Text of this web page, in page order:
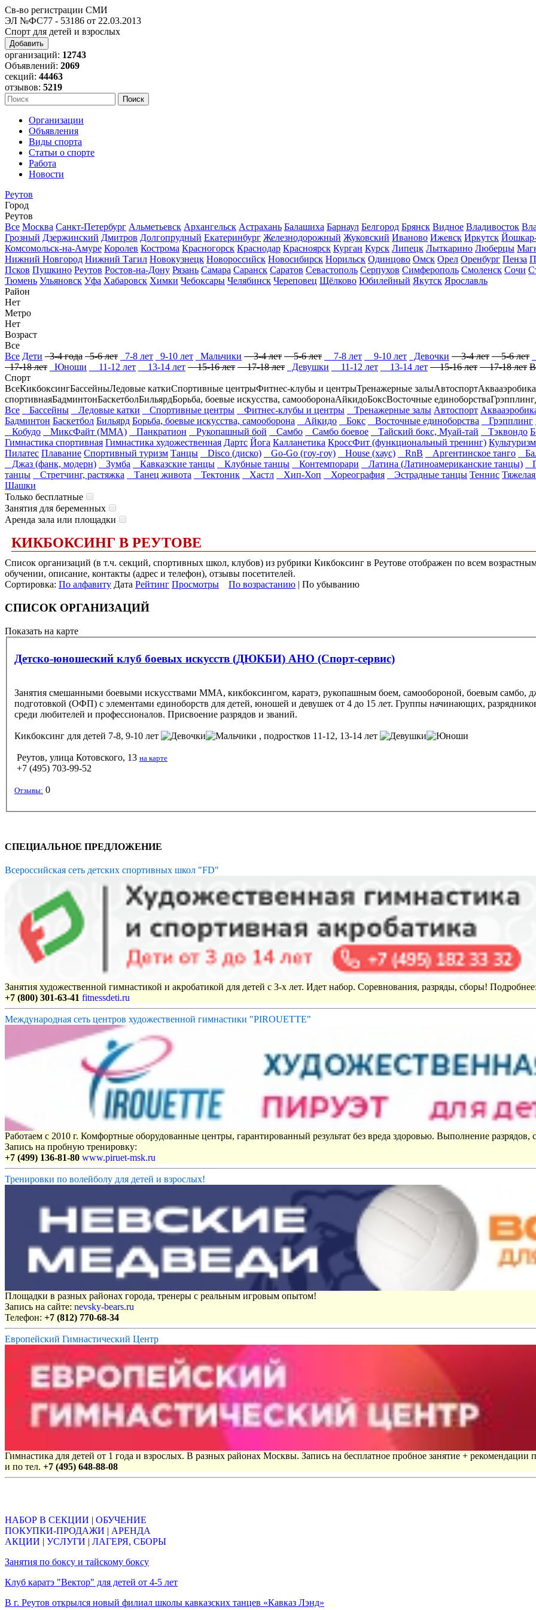
Св-во регистрации СМИ
ЭЛ №ФС77 - 53186 от 22.03.2013
Спорт для детей и взрослых
Добавить
организаций: 12743
Объявлений: 2069
секций: 44463
отзывов: 5219
Организации
Объявления
Виды спорта
Статьи о спорте
Работа
Новости
Реутов
Город
Реутов
Все Москва Санкт-Петербург Альметьевск Архангельск Астрахань Балашиха Барнаул Белгород Брянск Видное Владивосток
Грозный Дзержинский Дмитров Долгопрудный Екатеринбург Железнодорожный Жуковский Иваново Ижевск Иркутск
Комсомольск-на-Амуре Королев Кострома Красногорск Краснодар Красноярск Курган Курск Липецк Лыткарино Люберцы
Нижний Новгород Нижний Тагил Новокузнецк Новороссийск Новосибирск Норильск Одинцово Омск Орел Оренбург Пенза
Псков Пушкино Реутов Ростов-на-Дону Рязань Самара Саранск Саратов Севастополь Серпухов Симферополь Смоленск Сочи
Тюмень Ульяновск Уфа Хабаровск Химки Чебоксары Челябинск Череповец Щёлково Юбилейный Якутск Ярославль
Район
Нет
Метро
Нет
Возраст
Все
Все Дети 3-4 года 5-6 лет 7-8 лет 9-10 лет Мальчики 3-4 лет 5-6 лет 7-8 лет 9-10 лет Девочки 3-4 лет 5-6 лет
17-18 лет
Юноши 11-12 лет 13-14 лет 15-16 лет 17-18 лет Девушки 11-12 лет 13-14 лет 15-16 лет 17-18 лет
Спорт
ВсеКикбоксингБассейныЛедовые каткиСпортивные центрыФитнес-клубы и центрыТренажерные залыАвтоспортАквааэробика
спортивнаяБадминтонБаскетболБильярдБорьба, боевые искусства, самооборонаАйкидоБоксВосточные единоборстваГрэпплинг
Все
Бассейны Ледовые катки Спортивные центры Фитнес-клубы и центры Тренажерные залы Автоспорт
Бадминтон Баскетбол Бильярд Борьба, боевые искусства, самооборона Айкидо Бокс Восточные единоборства Грэпплинг
Кобудо
МиксФайт (ММА) Панкратион Рукопашный бой Самбо Самбо боевое Тайский бокс, Муай-тай Тэквондо
Гимнастика спортивная Гимнастика художественная Дартс Йога Калланетика КроссФит (функциональный тренинг) Культуризм
Пилатес Плавание Спортивный туризм Танцы Disco (диско) Go-Go (гоу-гоу) House (хаус) RnB Аргентинское танго
Джаз (фанк, модерн)
Зумба Кавказские танцы Клубные танцы Контемпорари Латина (Латиноамериканские танцы)
танцы
Стретчинг, растяжка Танец живота Тектоник Хастл Хип-Хоп Хореография Эстрадные танцы Теннис
Шашки
Только бесплатные
Занятия для беременных
Аренда зала или площадки
КИКБОКСИНГ В РЕУТОВЕ
Список организаций (в т.ч. секций, спортивных школ, клубов) из рубрики Кикбоксинг в Реутове отображен по всем
обучении, описание, контакты (адрес и телефон), отзывы посетителей.
Сортировка: По алфавиту Дата Рейтинг Просмотры По возрастанию | По убыванию
СПИСОК ОРГАНИЗАЦИЙ
Показать на карте
Детско-юношеский клуб боевых искусств (ДЮКБИ) АНО (Спорт-сервис)
Занятия смешанными боевыми искусствами ММА, кикбоксингом, каратэ, рукопашным боем, самообороной, боевым самбо,
подготовкой (ОФП) с элементами единоборств для детей, юношей и девушек от 4 до 15 лет. Группы начинающих,
среди любителей и профессионалов. Присвоение разрядов и званий.
Кикбоксинг для детей 7-8, 9-10 лет , подростков 11-12, 13-14 лет
Реутов, улица Котовского, 13 на карте
+7 (495) 703-99-52
Отзывы: 0
СПЕЦИАЛЬНОЕ ПРЕДЛОЖЕНИЕ
Всероссийская сеть детских спортивных школ "FD"
Занятия художественной гимнастикой и акробатикой для детей с 3-х лет. Идет набор. Соревнования, разряды, сборы!
+7 (800) 301-63-41 fitnessdeti.ru
Международная сеть центров художественной гимнастики "PIROUETTE"
Работаем с 2010 г. Комфортные оборудованные центры, гарантированный результат без вреда здоровью. Выполнение
Запись на пробную тренировку:
+7 (499) 136-81-80 www.piruet-msk.ru
Тренировки по волейболу для детей и взрослых!
Площадки в разных районах города, тренеры с реальным игровым опытом!
Запись на сайте: nevsky-bears.ru
Телефон: +7 (812) 770-68-34
Европейский Гимнастический Центр
Гимнастика для детей от 1 года и взрослых. В разных районах Москвы. Запись на бесплатное пробное занятие + рекомендации
и по тел. +7 (495) 648-88-08
НАБОР В СЕКЦИИ | ОБУЧЕНИЕ
ПОКУПКИ-ПРОДАЖИ | АРЕНДА
АКЦИИ | УСЛУГИ | ЛАГЕРЯ, СБОРЫ
Занятия по боксу и тайскому боксу
Клуб каратэ "Вектор" для детей от 4-5 лет
В г. Реутов открылся новый филиал школы кавказских танцев «Кавказ Лэнд»